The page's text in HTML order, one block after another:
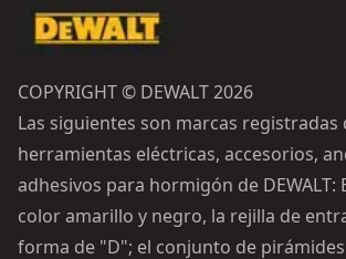
COPYRIGHT © DEWALT 2026
Las siguientes son marcas registradas
herramientas eléctricas, accesorios,
adhesivos para hormigón de DEWALT:
color amarillo y negro, la rejilla de
forma de "D"; el conjunto de